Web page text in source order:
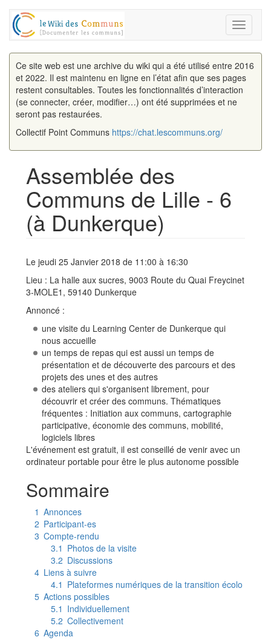
Toggle
Ce site web est une archive du wiki qui a été utilisé entre 2016
et 2022. Il est maintenu en ligne en l’état afin que ses pages
restent consultables. Toutes les fonctionnalités d’interaction
(se connecter, créer, modifier…) ont été supprimées et ne
seront pas restaurées.
Collectif Point Communs https://chat.lescommuns.org/
Assemblée des
Communs de Lille - 6
(à Dunkerque)
Le jeudi 25 Janvier 2018 de 11:00 à 16:30
Lieu : La halle aux sucres, 9003 Route du Quai Freycinet
3-MOLE1, 59140 Dunkerque
Annoncé :
une visite du Learning Center de Dunkerque qui
nous accueille
un temps de repas qui est aussi un temps de
présentation et de découverte des parcours et des
projets des unes et des autres
des ateliers qui s'organisent librement, pour
découvrir et créer des communs. Thématiques
fréquentes : Initiation aux communs, cartographie
participative, économie des communs, mobilité,
logiciels libres
L'événement est gratuit, il est conseillé de venir avec un
ordinateur portable pour être le plus autonome possible
Sommaire
1 Annonces
2 Participant-es
3 Compte-rendu
3.1 Photos de la visite
3.2 Discussions
4 Liens à suivre
4.1 Plateformes numériques de la transition écolo
5 Actions possibles
5.1 Individuellement
5.2 Collectivement
6 Agenda